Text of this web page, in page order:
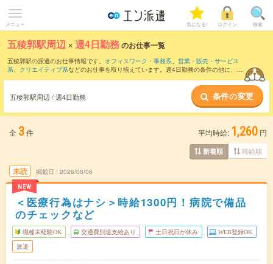
メニュー 気になる! ログイン 検索
五稜郭駅周辺 ×週4日勤務のお仕事一覧
五稜郭駅の派遣のお仕事情報です。 オフィスワーク・事務系、 営業・販売・サービス
系、 クリエイティブ系などのお仕事を取り揃えています。週4日勤務の条件の他に、 交
五稜郭駅周辺 / 週4日勤務 条件の変更
全 3件 平均時給: 1,260 円
新着順 時給順
未読
NEW
掲載日 2026/08/06
＜医療行為はナシ＞時給1300円！病院で備品
のチェックなど
職種未経験OK 交通費別途支給あり 土日祝日が休み WEB登録OK
派遣